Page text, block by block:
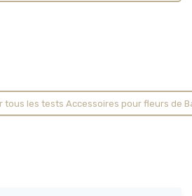
tous les tests Accessoires pour fleurs de